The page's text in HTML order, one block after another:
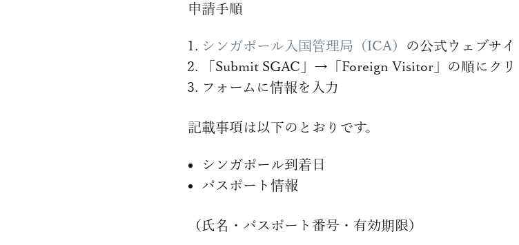
申請手順
シンガポール入国管理局（ICA） の公式ウェブサ
「Submit SGAC」→「Foreign Visitor」の順にクリ
フォームに情報を入力
記載事項は以下のとおりです。
シンガポール到着日
パスポート情報
（氏名・パスポート番号・有効期限）